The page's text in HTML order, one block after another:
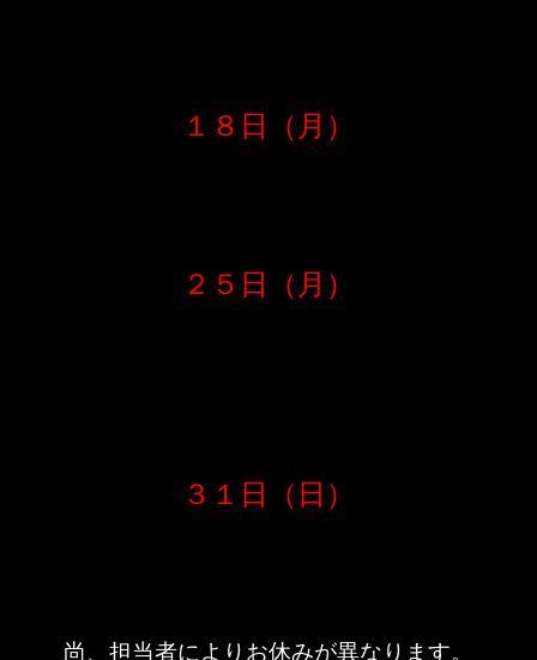
１８日（月）
２５日（月）
３１日（日）
尚、担当者によりお休みが異なります。